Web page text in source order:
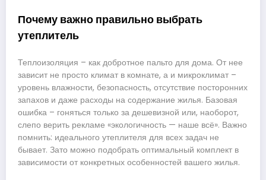
Почему важно правильно выбрать
утеплитель
Теплоизоляция – как добротное пальто для дома. От нее
зависит не просто климат в комнате, а и микроклимат –
уровень влажности, безопасность, отсутствие посторонних
запахов и даже расходы на содержание жилья. Базовая
ошибка – гоняться только за дешевизной или, наоборот,
слепо верить рекламе «экологичность — наше всё». Важно
помнить: идеального утеплителя для всех задач не
бывает. Зато можно подобрать оптимальный комплект в
зависимости от конкретных особенностей вашего жилья.